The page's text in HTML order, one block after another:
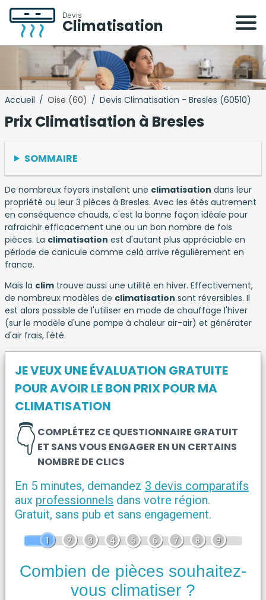
Devis
Climatisation
Accueil / Oise (60) / Devis Climatisation - Bresles (60510)
Prix Climatisation à Bresles
SOMMAIRE
De nombreux foyers installent une climatisation dans leur
propriété ou leur 3 pièces à Bresles. Avec les étés autrement
en conséquence chauds, c'est la bonne façon idéale pour
rafraichir efficacement une ou un bon nombre de fois
pièces. La climatisation est d'autant plus appréciable en
période de canicule comme celà arrive régulièrement en
france.
Mais la clim trouve aussi une utilité en hiver. Effectivement,
de nombreux modèles de climatisation sont réversibles. Il
est alors possible de l'utiliser en mode de chauffage l'hiver
(sur le modèle d'une pompe à chaleur air-air) et générater
d'air frais, l'été.
JE VEUX UNE ÉVALUATION GRATUITE
POUR AVOIR LE BON PRIX POUR MA
CLIMATISATION
COMPLÉTEZ CE QUESTIONNAIRE GRATUIT
ET SANS VOUS ENGAGER EN UN CERTAINS
NOMBRE DE CLICS
👇
En 5 minutes, demandez 3 devis comparatifs
aux professionnels dans votre région.
Gratuit, sans pub et sans engagement.
1 2 3 4 5 6 7 8 9
Combien de pièces souhaitez-
vous climatiser ?